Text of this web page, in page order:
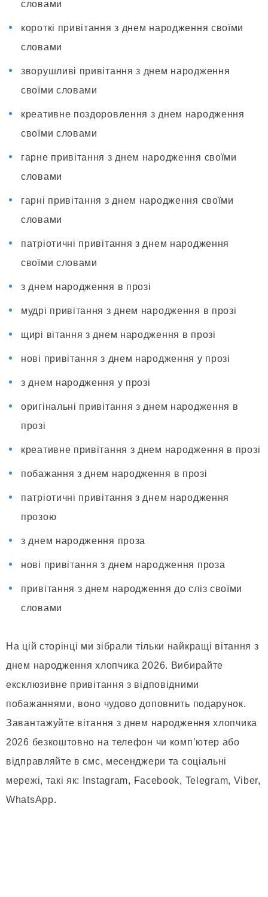
словами
короткі привітання з днем народження своїми
словами
зворушливі привітання з днем народження
своїми словами
креативне поздоровлення з днем народження
своїми словами
гарне привітання з днем народження своїми
словами
гарні привітання з днем народження своїми
словами
патріотичні привітання з днем народження
своїми словами
з днем народження в прозі
мудрі привітання з днем народження в прозі
щирі вітання з днем народження в прозі
нові привітання з днем народження у прозі
з днем народження у прозі
оригінальні привітання з днем народження в
прозі
креативне привітання з днем народження в прозі
побажання з днем народження в прозі
патріотичні привітання з днем народження
прозою
з днем народження проза
нові привітання з днем народження проза
привітання з днем народження до сліз своїми
словами
На цій сторінці ми зібрали тільки найкращі вітання з
днем народження хлопчика 2026. Вибирайте
ексклюзивне привітання з відповідними
побажаннями, воно чудово доповнить подарунок.
Завантажуйте вітання з днем народження хлопчика
2026 безкоштовно на телефон чи комп’ютер або
відправляйте в смс, месенджери та соціальні
мережі, такі як: Instagram, Facebook, Telegram, Viber,
WhatsApp.